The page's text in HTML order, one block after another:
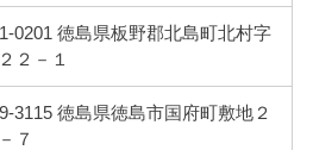
0201 徳島県板野郡北島町北村字
２－１
3115 徳島県徳島市国府町敷地２
７